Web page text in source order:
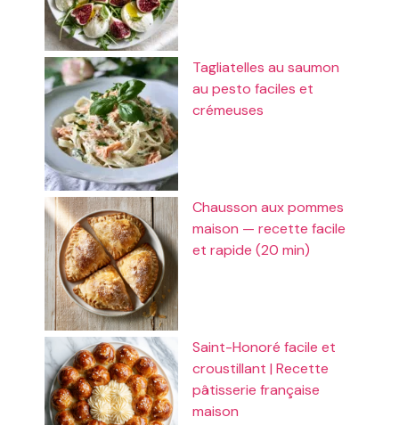
Tagliatelles au saumon
au pesto faciles et
crémeuses
Chausson aux pommes
maison — recette facile
et rapide (20 min)
Saint-Honoré facile et
croustillant | Recette
pâtisserie française
maison